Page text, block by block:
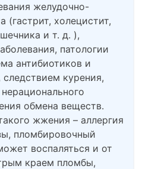
желудочно-
(гастрит, холецистит,
и т. д. ),
патологии
антибиотиков и
следствием курения,
обмена веществ.
жжения – аллергия
пломбировочный
воспаляться и от
краем пломбы,